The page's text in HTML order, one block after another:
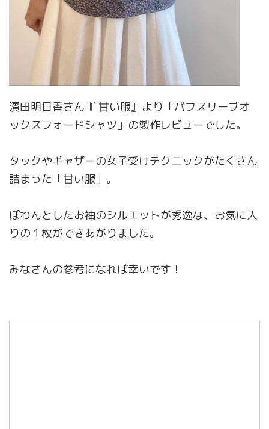
濱田明日香さん『 甘い服』より「パフスリーブオ
ックスフォードシャツ」の製作レビューでした。
タックやギャザーの女子受けテクニックがたくさん
詰まった「甘い服」。
ぽわんとしたお袖のシルエットが秀逸な、お気に入
りの１枚ができあがりました。
みなさんの参考になれば幸いです！